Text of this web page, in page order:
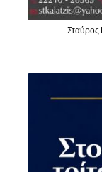
Σταύρος